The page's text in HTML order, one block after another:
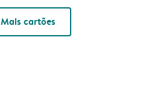
Mais cartões